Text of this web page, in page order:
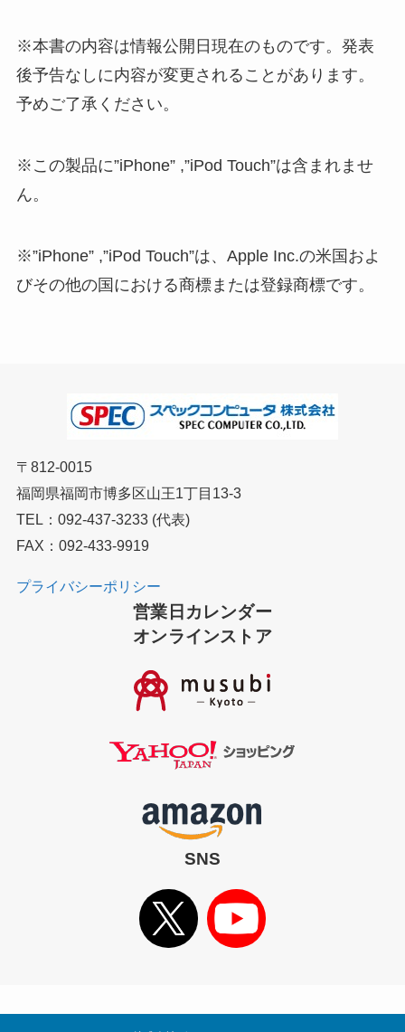
※本書の内容は情報公開日現在のものです。発表
後予告なしに内容が変更されることがあります。
予めご了承ください。
※この製品に”iPhone” ,”iPod Touch”は含まれませ
ん。
※”iPhone” ,”iPod Touch”は、Apple Inc.の米国およ
びその他の国における商標または登録商標です。
〒812-0015
福岡県福岡市博多区山王1丁目13-3
TEL：092-437-3233 (代表)
FAX：092-433-9919
プライバシーポリシー
営業日カレンダー
オンラインストア
SNS